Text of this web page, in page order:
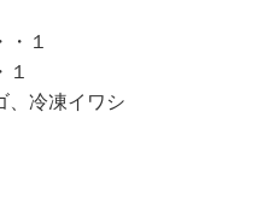
１
、冷凍イワシ